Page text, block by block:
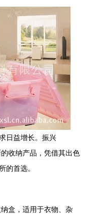
日益增长。振兴
收纳产品，凭借其出色
的首选。
盒，适用于衣物、杂